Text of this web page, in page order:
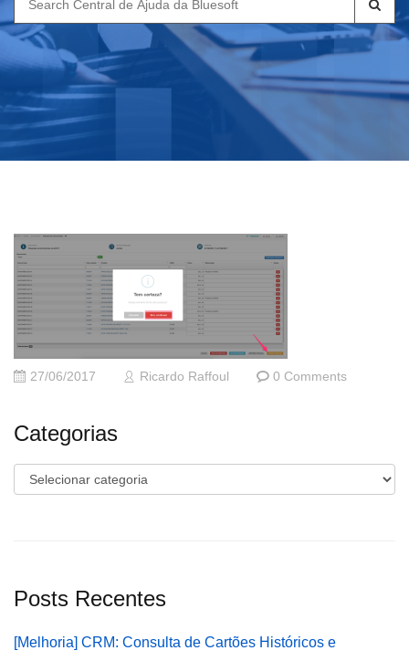
for:
27/06/2017 Ricardo Raffoul 0 Comments
Categorias
Categorias
Posts Recentes
[Melhoria] CRM: Consulta de Cartões Históricos e